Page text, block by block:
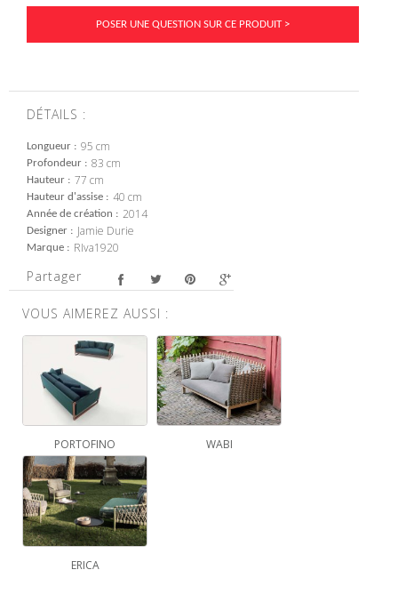
POSER UNE QUESTION SUR CE PRODUIT >
DÉTAILS :
Longueur 95 cm
Profondeur 83 cm
Hauteur 77 cm
Hauteur d'assise 40 cm
Année de création 2014
Designer Jamie Durie
Marque RIva1920
Partager
VOUS AIMEREZ AUSSI :
PORTOFINO WABI
ERICA